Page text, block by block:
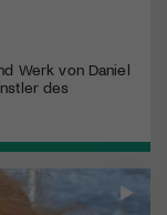
Werk von Daniel
des